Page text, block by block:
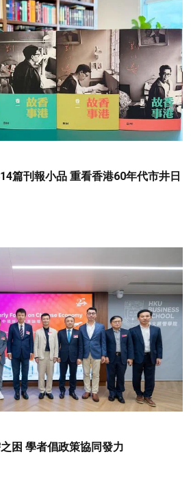
篇刊報小品 重看香港60年代市井日
困 學者倡政策協同發力